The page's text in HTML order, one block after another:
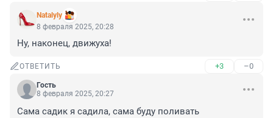
Natalyly
8 февраля 2025, 20:28
Ну, наконец, движуха!
ОТВЕТИТЬ +3 –0
Гость
8 февраля 2025, 20:27
Сама садик я садила, сама буду поливать